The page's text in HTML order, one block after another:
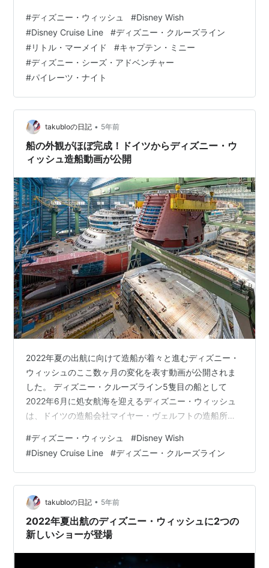
ン・ミニーやグーフィーなどのたくさんのディズニー・
ピクサーのキャラクターが登場するショーが、この船の
オリジナル作品として公演されことが発表されていま
す。この2つのショーについて詳しい情報が新たに公開。
また、既存のディズニーの船でも人気のパイレーツデッ
キパーティーが、全く新しい内容で行われる…
#ディズニー・ウィッシュ #Disney Wish
#Disney Cruise Line #ディズニー・クルーズライン
#リトル・マーメイド #キャプテン・ミニー
#ディズニー・シーズ・アドベンチャー
#パイレーツ・ナイト
takubloの日記 • 5年前
船の外観がほぼ完成！ドイツからディズニー・ウ
ィッシュ造船動画が公開
2022年夏の出航に向けて造船が着々と進むディズニー・
ウィッシュのここ数ヶ月の変化を表す動画が公開されま
した。 ディズニー・クルーズライン5隻目の船として
2022年6月に処女航海を迎えるディズニー・ウィッシュ
は、ドイツの造船会社マイヤー・ヴェルフトの造船所に
立てていくように進められ、現在は船の見た目としては
ほぼ完成している状態。船としての設備の取付や客室の
工事を経て、試運転へと移ることになります。 8月頃の
ディズニー・ウィッシュ造船の様子はこちら 前方ファネ
ルの取付 7月には、船前方の巨大ファネル（煙突）が船
の上部に設置されました。ディズニー・…
#ディズニー・ウィッシュ #Disney Wish
#Disney Cruise Line #ディズニー・クルーズライン
takubloの日記 • 5年前
2022年夏出航のディズニー・ウィッシュに2つの
新しいショーが登場